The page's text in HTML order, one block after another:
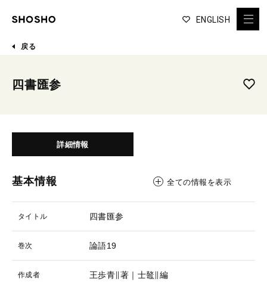
ENGLISH
戻る
四書匯参
詳細情報
基本情報 全ての情報を表示
タイトル 四書匯参
巻次 論語19
作成者 王歩青∥著｜士鼇∥編